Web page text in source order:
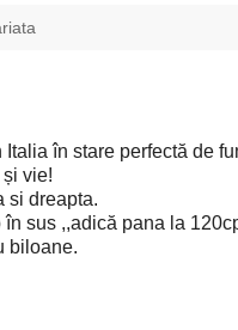
în stare perfectă de
vie!
si dreapta.
sus ,,adică pana la
biloane.